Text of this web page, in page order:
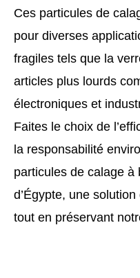
Ces particules de
pour diverses
fragiles tels que la
articles plus lourds
électroniques et
Faites le choix de
la responsabilité
particules de calage à
d’Égypte, une
tout en préservant